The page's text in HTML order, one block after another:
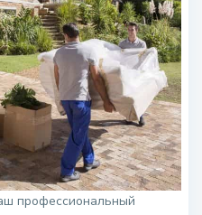
профессиональный